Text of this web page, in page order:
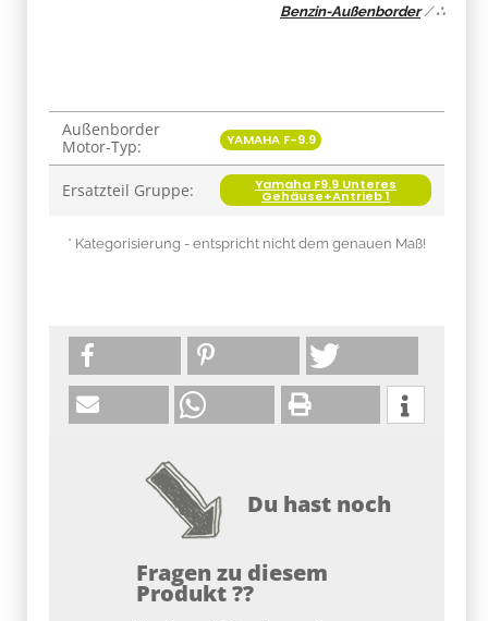
Benzin-Außenborder/∴
Produkteigenschaft
Wert
Außenborder
Motor-Typ:
YAMAHA F-9.9
Ersatzteil Gruppe: Yamaha F9.9 Unteres
Gehäuse+Antrieb 1
* Kategorisierung - entspricht nicht dem genauen Maß!
Du hast noch
Fragen zu diesem
Produkt ??